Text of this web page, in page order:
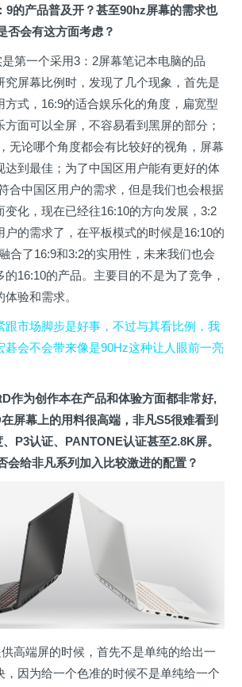
9的产品普及开？甚至90hz屏幕的需求也
否会有这方面考虑？
第一个采用3：2屏幕笔记本电脑的品
究屏幕比例时，发现了几个现象，首先是
方式，16:9的适合娱乐化的角度，扁宽型
方面可以全屏，不容易看到黑屏的部分；
无论哪个角度都会有比较好的视角，屏幕
达到最佳；为了中国区用户能有更好的体
合中国区用户的需求，但是我们也会根据
变化，现在已经往16:10的方向发展，3:2
户的需求了，在平板模式的时候是16:10的
合了16:9和3:2的实用性，未来我们也会
的16:10的产品。主要目的不是为了竞争，
验和需求。
跟市场脚步是好事，不过与其看比例，我
碁会不会带来像是90Hz这种让人眼前一亮
作为创作本在产品和体验方面都非常好,
屏幕上的用料很高端，非凡S5很难看到
P3认证、PANTONE认证甚至2.8K屏。
会给非凡系列加入比较激进的配置？
高端屏的时候，首先不是单纯的给出一
，因为给一个色准的时候不是单纯给一个